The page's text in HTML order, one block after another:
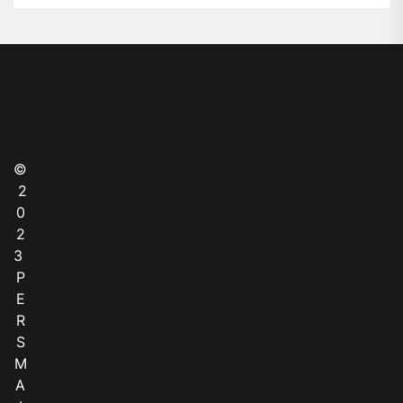
©
2
0
2
3
P
E
R
S
M
A